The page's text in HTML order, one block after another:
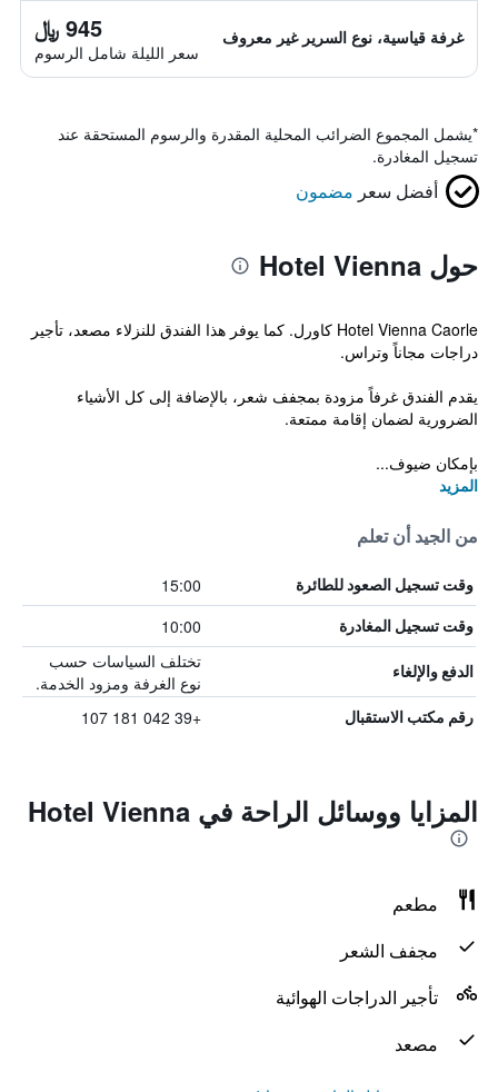
غرفة قياسية، نوع السرير غير معروف 945 ﷼
سعر الليلة شامل الرسوم
*يشمل المجموع الضرائب المحلية المقدرة والرسوم المستحقة عند
تسجيل المغادرة.
أفضل سعر مضمون
حول Hotel Vienna
Hotel Vienna Caorle كاورل. كما يوفر هذا الفندق للنزلاء مصعد، تأجير
دراجات مجاناً وتراس.
يقدم الفندق غرفاً مزودة بمجفف شعر، بالإضافة إلى كل الأشياء
الضرورية لضمان إقامة ممتعة.
بإمكان ضيوف...
المزيد
من الجيد أن تعلم
وقت تسجيل الصعود للطائرة 15:00
وقت تسجيل المغادرة 10:00
الدفع والإلغاء
تختلف السياسات حسب
نوع الغرفة ومزود الخدمة.
رقم مكتب الاستقبال +39 042 181 107
المزايا ووسائل الراحة في Hotel Vienna
مطعم
مجفف الشعر
تأجير الدراجات الهوائية
مصعد